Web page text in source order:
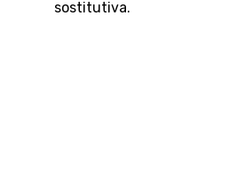
sostitutiva.